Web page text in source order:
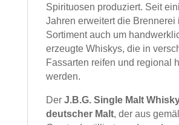
Spirituosen produziert. Seit
Jahren erweitert die Brennerei
Sortiment auch um
erzeugte Whiskys, die in
Fassarten reifen und regional
werden.
Der J.B.G. Single Malt
deutscher Malt, der aus